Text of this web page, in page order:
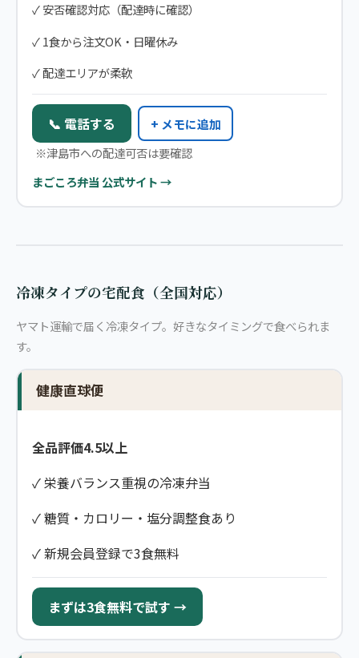
✓ 安否確認対応（配達時に確認）
✓ 1食から注文OK・日曜休み
✓ 配達エリアが柔軟
📞 電話する
+ メモに追加
※津島市への配達可否は要確認
まごころ弁当 公式サイト →
冷凍タイプの宅配食（全国対応）
ヤマト運輸で届く冷凍タイプ。好きなタイミングで食べられま
す。
健康直球便
全品評価4.5以上
✓ 栄養バランス重視の冷凍弁当
✓ 糖質・カロリー・塩分調整食あり
✓ 新規会員登録で3食無料
まずは3食無料で試す →